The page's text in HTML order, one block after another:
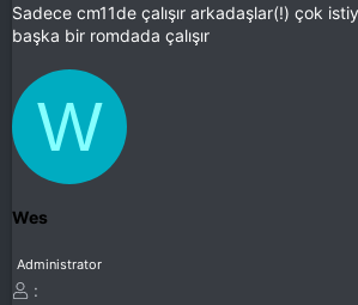
Sadece cm11de çalışır arkadaşlar(!) çok
başka bir romdada çalışır
W
Wes
Administrator